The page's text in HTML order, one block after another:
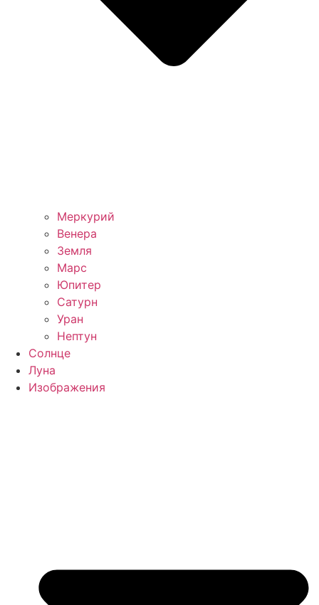
Меркурий
Венера
Земля
Марс
Юпитер
Сатурн
Уран
Нептун
Солнце
Луна
Изображения